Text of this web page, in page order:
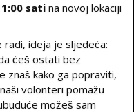
satina novoj lokaciji
radi, ideja je sljedeća:
ćeš ostati bez
znaš kako ga popraviti,
volonteri pomažu
možeš sam